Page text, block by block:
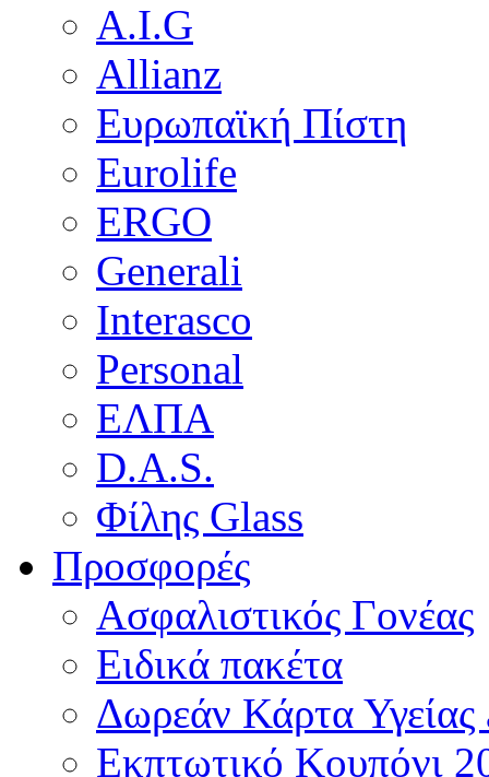
A.I.G
Allianz
Ευρωπαϊκή Πίστη
Eurolife
ERGO
Generali
Interasco
Personal
ΕΛΠΑ
D.A.S.
Φίλης Glass
Προσφορές
Ασφαλιστικός Γονέας
Ειδικά πακέτα
Δωρεάν Κάρτα
Εκπτωτικό Κουπόνι